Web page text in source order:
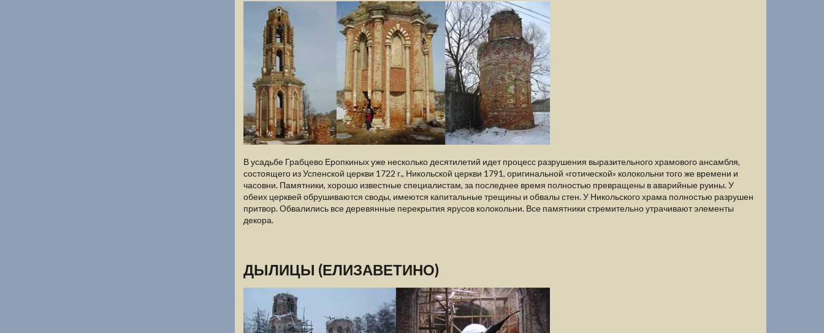
В усадьбе Грабцево Еропкиных уже несколько десятилетий идет процесс разрушения выразительного храмового ансамбля,
состоящего из Успенской церкви 1722 г., Никольской церкви 1791, оригинальной «готической» колокольни того же времени и
часовни. Памятники, хорошо известные специалистам, за последнее время полностью превращены в аварийные руины. У
обеих церквей обрушиваются своды, имеются капитальные трещины и обвалы стен. У Никольского храма полностью разрушен
притвор. Обвалились все деревянные перекрытия ярусов колокольни. Все памятники стремительно утрачивают элементы
декора.
ДЫЛИЦЫ (ЕЛИЗАВЕТИНО)